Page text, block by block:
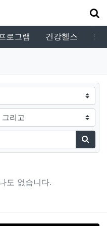
로그램 건강헬스 인
검색방법
검색
도 없습니다.